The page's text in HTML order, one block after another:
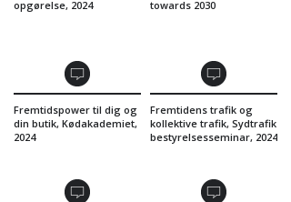
opgørelse, 2024
towards 2030
Fremtidspower til dig og
din butik, Kødakademiet,
2024
Fremtidens trafik og
kollektive trafik, Sydtrafik
bestyrelsesseminar, 2024